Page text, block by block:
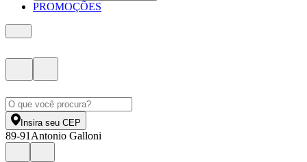
PROMOÇÕES
Insira seu CEP
89-91 Antonio Galloni